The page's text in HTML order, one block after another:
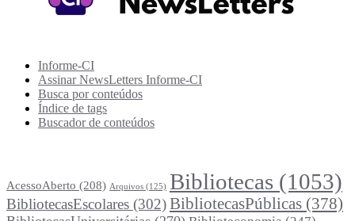
Informe-CI
Assinar NewsLetters Informe-CI
Busca por conteúdos
Índice de tags
Buscador de conteúdos
AcessoAberto (208) Arquivos (125) Bibliotecas (1053)
BibliotecasEscolares (302)BibliotecasPúblicas (378)